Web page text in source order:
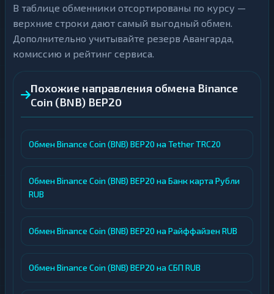
В таблице обменники отсортированы по курсу —
верхние строки дают самый выгодный обмен.
Дополнительно учитывайте резерв Авангарда,
комиссию и рейтинг сервиса.
Похожие направления обмена Binance
Coin (BNB) BEP20
Обмен Binance Coin (BNB) BEP20 на Tether TRC20
Обмен Binance Coin (BNB) BEP20 на Банк карта Рубли
RUB
Обмен Binance Coin (BNB) BEP20 на Райффайзен RUB
Обмен Binance Coin (BNB) BEP20 на СБП RUB